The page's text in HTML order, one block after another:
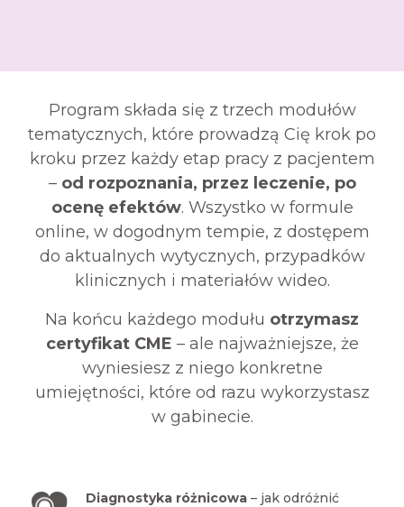
Program składa się z trzech modułów
tematycznych, które prowadzą Cię krok po
kroku przez każdy etap pracy z pacjentem
– od rozpoznania, przez leczenie, po
ocenę efektów. Wszystko w formule
online, w dogodnym tempie, z dostępem
do aktualnych wytycznych, przypadków
klinicznych i materiałów wideo.
Na końcu każdego modułu otrzymasz
certyfikat CME – ale najważniejsze, że
wyniesiesz z niego konkretne
umiejętności, które od razu wykorzystasz
w gabinecie.
Diagnostyka różnicowa – jak odróżnić